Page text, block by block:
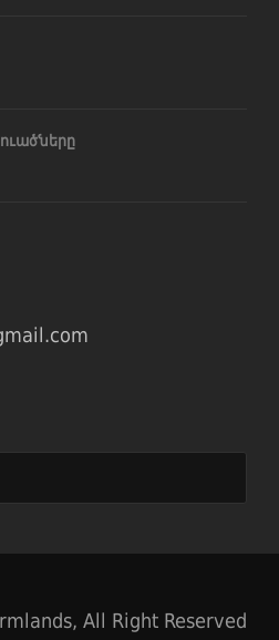
All Right Reserved